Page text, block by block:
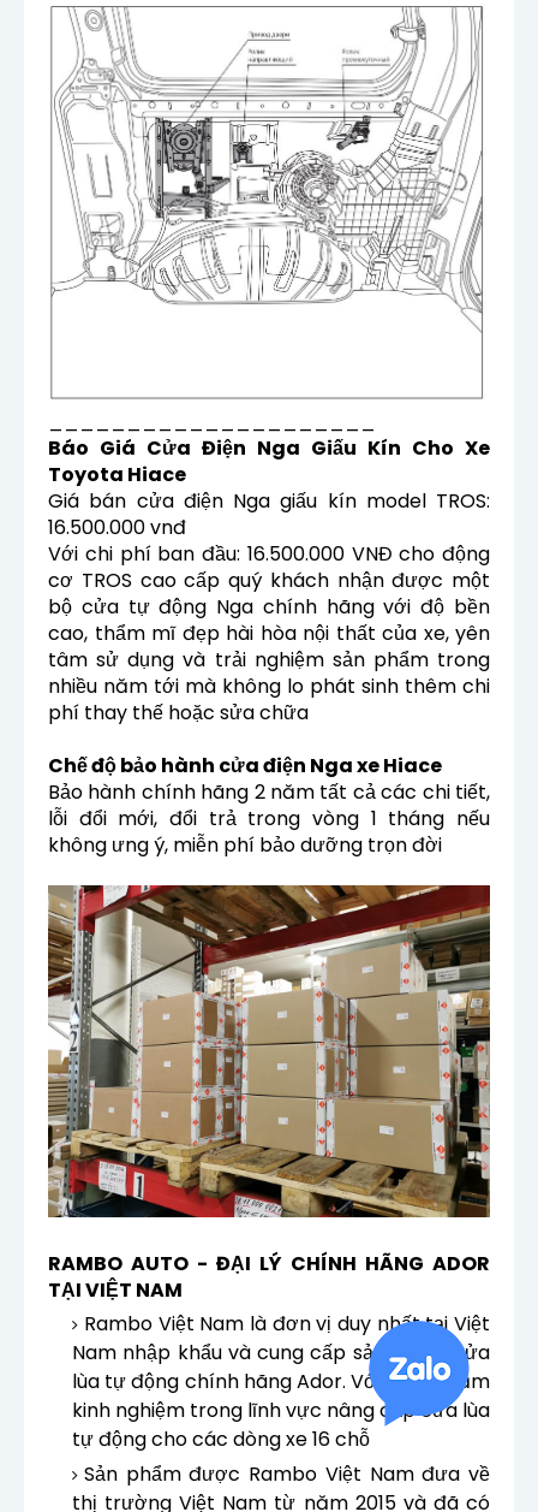
Báo Giá Cửa Điện Nga Giấu Kín Cho Xe
Toyota Hiace
Giá bán cửa điện Nga giấu kín model TROS:
16.500.000 vnđ
Với chi phí ban đầu: 16.500.000 VNĐ cho động
cơ TROS cao cấp quý khách nhận được một
bộ cửa tự động Nga chính hãng với độ bền
cao, thẩm mĩ đẹp hài hòa nội thất của xe, yên
tâm sử dụng và trải nghiệm sản phẩm trong
nhiều năm tới mà không lo phát sinh thêm chi
phí thay thế hoặc sửa chữa
Chế độ bảo hành cửa điện Nga xe Hiace
Bảo hành chính hãng 2 năm tất cả các chi tiết,
lỗi đổi mới, đổi trả trong vòng 1 tháng nếu
không ưng ý, miễn phí bảo dưỡng trọn đời
RAMBO AUTO - ĐẠI LÝ CHÍNH HÃNG ADOR
TẠI VIỆT NAM
Rambo Việt Nam là đơn vị duy nhất tại Việt
Nam nhập khẩu và cung cấp sản phẩm cửa
lùa tự động chính hãng Ador. Với hơn 8 năm
kinh nghiệm trong lĩnh vực nâng cấp cửa lùa
tự động cho các dòng xe 16 chỗ
Sản phẩm được Rambo Việt Nam đưa về
thị trường Việt Nam từ năm 2015 và đã có